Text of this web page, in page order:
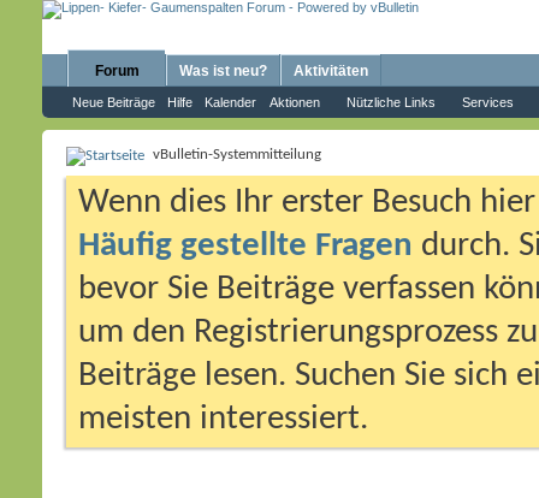
Forum
Neue Beiträge Hilfe Kalender Aktionen Nützliche Links Services
Was ist neu? Aktivitäten
vBulletin-Systemmitteilung
Wenn dies Ihr erster Besuch
Häufig gestellte Fragen durch.
bevor Sie Beiträge verfassen
um den Registrierungsprozess
Beiträge lesen. Suchen Sie sich
meisten interessiert.